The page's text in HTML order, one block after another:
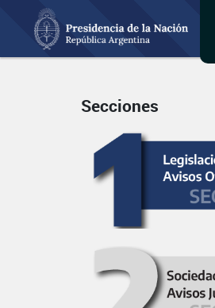
Secciones